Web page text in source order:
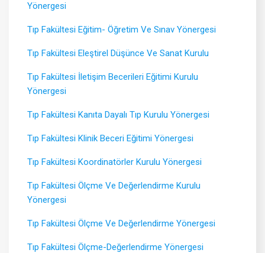
Yönergesi
Tıp Fakültesi Eğitim- Öğretim Ve Sınav Yönergesi
Tıp Fakültesi Eleştirel Düşünce Ve Sanat Kurulu
Tıp Fakültesi İletişim Becerileri Eğitimi Kurulu
Yönergesi
Tıp Fakültesi Kanıta Dayalı Tıp Kurulu Yönergesi
Tıp Fakültesi Klinik Beceri Eğitimi Yönergesi
Tıp Fakültesi Koordinatörler Kurulu Yönergesi
Tıp Fakültesi Ölçme Ve Değerlendirme Kurulu
Yönergesi
Tıp Fakültesi Ölçme Ve Değerlendirme Yönergesi
Tıp Fakültesi Ölçme-Değerlendirme Yönergesi